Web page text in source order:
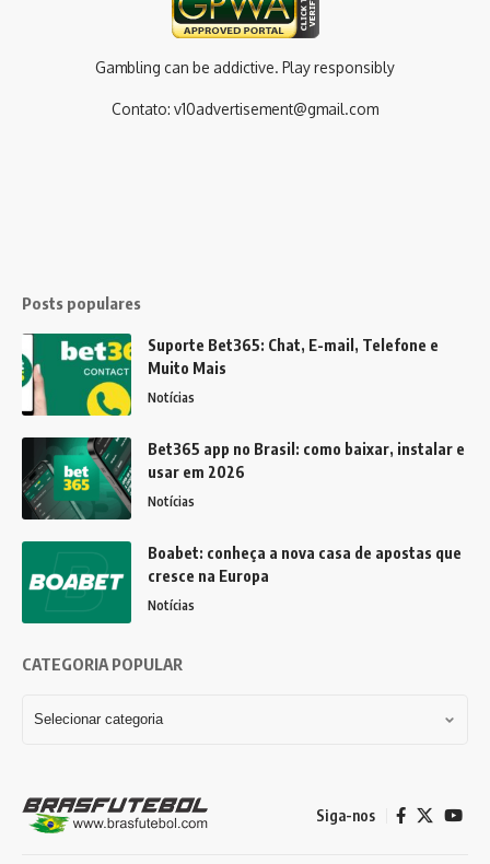
Gambling can be addictive. Play responsibly
Contato: v10advertisement@gmail.com
Posts populares
Suporte Bet365: Chat, E-mail, Telefone e
Muito Mais
Notícias
Bet365 app no Brasil: como baixar, instalar e
usar em 2026
Notícias
Boabet: conheça a nova casa de apostas que
cresce na Europa
Notícias
CATEGORIA POPULAR
Siga-nos